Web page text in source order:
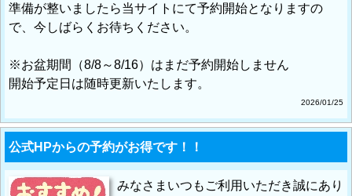
準備が整いましたら当サイトにて予約開始となりますの
で、今しばらくお待ちください。
※お盆期間（8/8～8/16）はまだ予約開始しません
開始予定日は随時更新いたします。
2026/01/25
公式HPからの予約がお得です！！
みなさまいつもご利用いただき誠にあり